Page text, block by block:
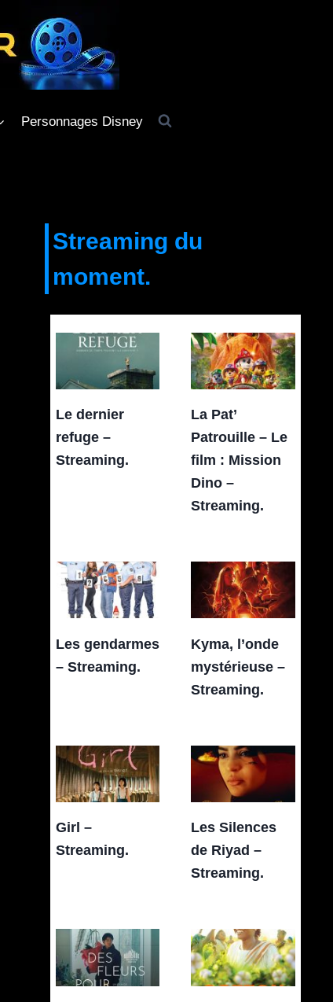
Personnages Disney
Streaming du
moment.
Le dernier
refuge –
Streaming.
La Pat’
Patrouille – Le
film : Mission
Dino –
Streaming.
Les gendarmes
– Streaming.
Kyma, l’onde
mystérieuse –
Streaming.
Girl –
Streaming.
Les Silences
de Riyad –
Streaming.